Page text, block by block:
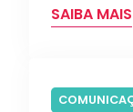
SAIBA MAIS